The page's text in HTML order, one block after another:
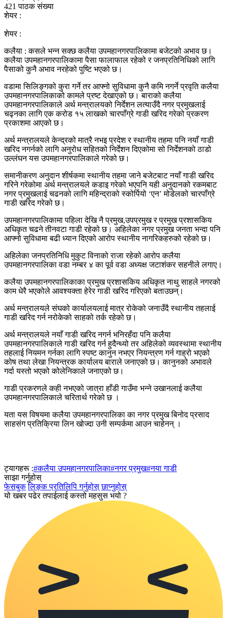
421 पाठक संख्या
शेयर :
शेयर :
कलैया : कसले भन्न सक्छ कलैया उपमहानगरपालिकामा बजेटको अभाव छ।
कलैया उपमहानगरपालिकामा पैसा फालाफाल रहेको र जनप्रतिनिधिको लागि
पैसाको कुनै अभाव नरहेको पुष्टि भएको छ।
वडामा सिलिङ्गको कुरा गर्ने तर आफ्नो सुविधामा कुनै कमि नगर्ने प्रवृति कलैया
उपमहानगरपालिकाको कामले प्रष्ट देखाएको छ। बाराको कलैया
उपमहानगरपालिकाले अर्थ मन्त्रालयको निर्देशन लत्याउँदै नगर प्रमुखलाई
चढ्नका लागि एक करोड १५ लाखको चारपाँग्रे गाडी खरिद गरेको प्रकरण
प्रकाशमा आएको छ।
अर्थ मन्त्रालयले केन्द्रको मात्रै नभइ प्रदेश र स्थानीय तहमा पनि नयाँ गाडी
खरिद नगर्नको लागि अनुरोध सहितको निर्देशन दिएकोमा सो निर्देशनको ठाडो
उल्लंघन यस उपमहानगरपालिकाले गरेको छ।
समानीकरण अनुदान शीर्षकमा स्थानीय तहमा जाने बजेटबाट नयाँ गाडी खरिद
गरिने गरेकोमा अर्थ मन्त्रालयले कडाइ गरेको भएपनि यही अनुदानको रकमबाट
नगर प्रमुखलाई चढनको लागि महिन्द्राको स्कोर्पियो ‘एन’ मोडेलको चारपाँग्रे
गाडी खरिद गरेको छ।
उपमहानगरपालिकामा पहिला देखि नै प्रमुख,उपप्रमुख र प्रमुख प्रशासकिय
अधिकृत चढने तीनवटा गाडी रहेको छ। अहिलेका नगर प्रमुख जनता भन्दा पनि
आफ्नो सुविधामा बढी ध्यान दिएको आरोप स्थानीय नागरिकहरुको रहेको छ।
अहिलेका जनप्रतिनिधि मुकुट विनाको राजा रहेको आरोप कलैया
उपमहानगरपालिका वडा नम्बर ४ का पूर्व वडा अध्यक्ष जटाशंकर सहनीले लगाए।
कलैया उपमहानगरपालिकाका प्रमुख प्रशासकिय अधिकृत नाथु साहले नगरको
काम धेरै भएकोले आवश्यक्ता हेरेर गाडी खरिद गरिएको बताउछन्।
अर्थ मन्त्रालयले संघको कार्यालयलाई मात्र रोकेको जनाउँदै स्थानीय तहलाई
गाडी खरिद गर्न नरोकेको साहको तर्क रहेको छ।
अर्थ मन्त्रालयले नयाँ गाडी खरिद नगर्न भनिरहँदा पनि कलैया
उपमहानगरपालिकाले गाडी खरिद गर्न हुदैन्थ्यो तर अहिलेको व्यवस्थामा स्थानीय
तहलाई नियमन गर्नका लागि स्पष्ट कानुन नभएर नियन्त्रण गर्न गाह्रो भएको
कोष तथा लेखा नियन्त्रक कार्यालय बाराले जनाएको छ। कानुनको अभावले
गर्दा यस्तो भएको कोलेनिकाले जनाएको छ।
गाडी प्रकरणले कही नभएको जात्रा हाँडी गाउँमा भन्ने उखानलाई कलैया
उपमहानगरपालिकाले चरितार्थ गरेको छ ।
यता यस विषयमा कलैया उपमहानगरपालिका का नगर प्रमुख बिनोद प्रसाद
साहसंग प्रतिक्रिया लिन खोज्दा उनी सम्पर्कमा आउन चाहेनन् ।
ट्यागहरू :#कलैया उपमहानगरपालिका#नगर प्रमुख#नया गाडी
साझा गर्नुहोस्
फेसबुक लिङ्क प्रतिलिपि गर्नुहोस् छाप्नुहोस्
यो खबर पढेर तपाईलाई कस्तो महसुस भयो ?